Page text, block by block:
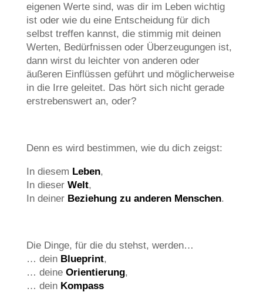
eigenen Werte sind, was dir im Leben wichtig
ist oder wie du eine Entscheidung für dich
selbst treffen kannst, die stimmig mit deinen
Werten, Bedürfnissen oder Überzeugungen ist,
dann wirst du leichter von anderen oder
äußeren Einflüssen geführt und möglicherweise
in die Irre geleitet. Das hört sich nicht gerade
erstrebenswert an, oder?
Denn es wird bestimmen, wie du dich zeigst:
In diesem Leben,
In dieser Welt,
In deiner Beziehung zu anderen Menschen.
Die Dinge, für die du stehst, werden…
… dein Blueprint,
… deine Orientierung,
… dein Kompass